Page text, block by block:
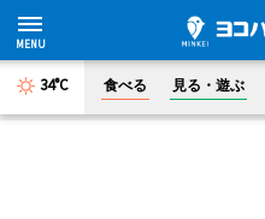
34°C 食べる 見る・遊ぶ